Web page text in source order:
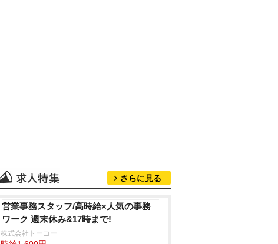
さらに見る
営業事務スタッフ/高時給×人気の事務
ワーク 週末休み&17時まで!
株式会社トーコー